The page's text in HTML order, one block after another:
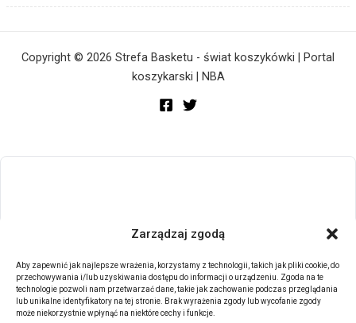
Zarządzaj zgodą
Aby zapewnić jak najlepsze wrażenia, korzystamy z technologii, takich jak pliki cookie, do
przechowywania i/lub uzyskiwania dostępu do informacji o urządzeniu. Zgoda na te
technologie pozwoli nam przetwarzać dane, takie jak zachowanie podczas przeglądania
lub unikalne identyfikatory na tej stronie. Brak wyrażenia zgody lub wycofanie zgody
może niekorzystnie wpłynąć na niektóre cechy i funkcje.
Copyright © 2026 Strefa Basketu - świat koszykówki | Portal
koszykarski | NBA